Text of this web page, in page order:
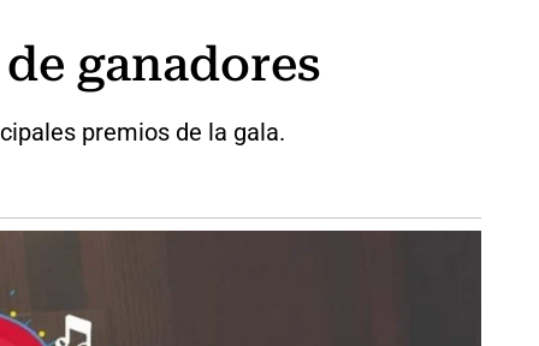
ganadores
premios de la gala.